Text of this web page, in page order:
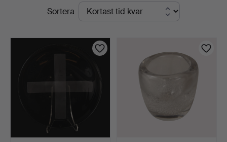
PågåendeSortera